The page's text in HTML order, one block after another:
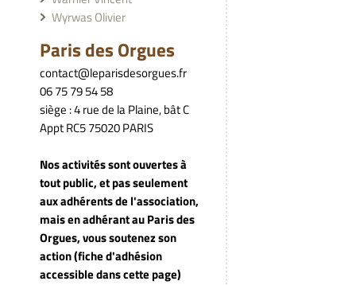
Wyrwas Olivier
Paris des Orgues
contact@leparisdesorgues.fr
06 75 79 54 58
siège : 4 rue de la Plaine, bât C
Appt RC5 75020 PARIS
Nos activités sont ouvertes à
tout public, et pas seulement
aux adhérents de l'association,
mais en adhérant au Paris des
Orgues, vous soutenez son
action (fiche d'adhésion
accessible dans cette page)